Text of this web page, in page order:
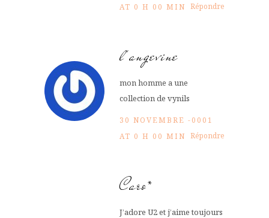
AT 0 H 00 MIN Répondre
l'angevine
mon homme a une
collection de vynils
30 NOVEMBRE -0001
AT 0 H 00 MIN Répondre
Caro*
J’adore U2 et j’aime toujours